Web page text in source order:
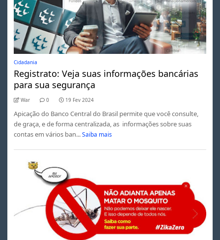
Cidadania
Registrato: Veja suas informações bancárias
para sua segurança
War 0 19 Fev 2024
Apicação do Banco Central do Brasil permite que você consulte,
de graça, e de forma centralizada, as informações sobre suas
contas em vários ban... Saiba mais